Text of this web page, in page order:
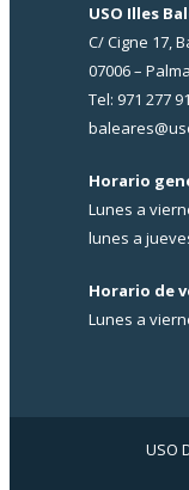
USO Illes
C/ Cigne 17,
07006 –
Tel: 971 277
Horario
Lunes a
lunes a
Horario de
Lunes a
USO